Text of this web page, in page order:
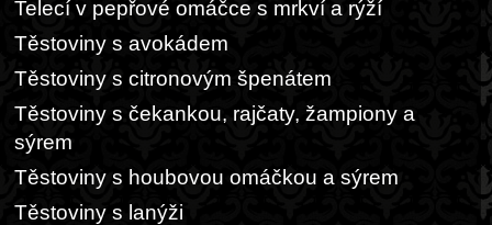
Telecí v pepřové omáčce s mrkví a rýží
Těstoviny s avokádem
Těstoviny s citronovým špenátem
Těstoviny s čekankou, rajčaty, žampiony a
sýrem
Těstoviny s houbovou omáčkou a sýrem
Těstoviny s lanýži